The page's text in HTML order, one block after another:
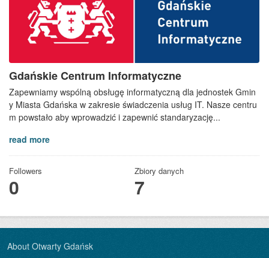
Gdańskie Centrum Informatyczne
Zapewniamy wspólną obsługę informatyczną dla jednostek Gmin
y Miasta Gdańska w zakresie świadczenia usług IT. Nasze centru
m powstało aby wprowadzić i zapewnić standaryzację...
read more
Followers
0
Zbiory danych
7
About Otwarty Gdańsk